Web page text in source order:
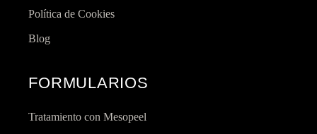
Política de Cookies
Blog
FORMULARIOS
Tratamiento con Mesopeel